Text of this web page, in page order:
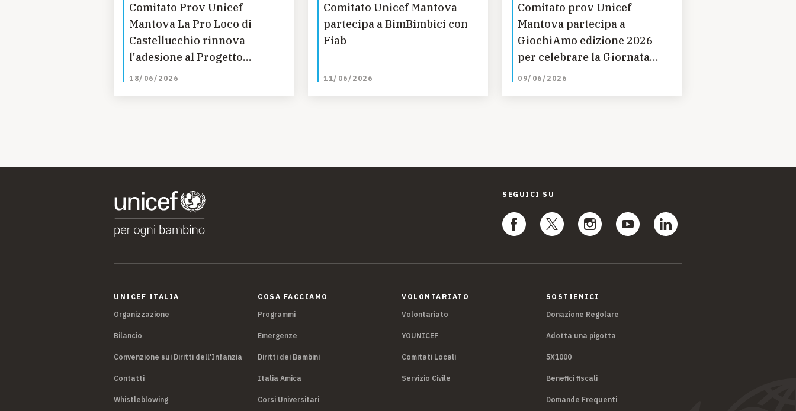
Comitato Prov Unicef
Mantova La Pro Loco di
Castellucchio rinnova
l'adesione al Progetto
Pigotta
18/06/2026
Comitato Unicef Mantova
partecipa a BimBimbici con
Fiab
11/06/2026
Comitato prov Unicef
Mantova partecipa a
GiochiAmo edizione 2026
per celebrare la Giornata
Mondiale del Gioco
09/06/2026
SEGUICI SU
UNICEF ITALIA
Organizzazione
Bilancio
Convenzione sui Diritti dell'Infanzia
Contatti
Whistleblowing
COSA FACCIAMO
Programmi
Emergenze
Diritti dei Bambini
Italia Amica
Corsi Universitari
VOLONTARIATO
Volontariato
YOUNICEF
Comitati Locali
Servizio Civile
SOSTIENICI
Donazione Regolare
Adotta una pigotta
5X1000
Benefici fiscali
Domande Frequenti